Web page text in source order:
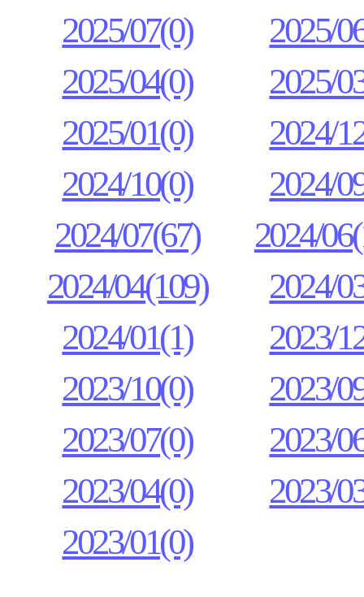
2025/07(0)
2025/
2025/04(0)
2025/
2025/01(0)
2024/
2024/10(0)
2024/
2024/07(67)
2024/
2024/04(109)
2024/
2024/01(1)
2023/
2023/10(0)
2023/
2023/07(0)
2023/
2023/04(0)
2023/
2023/01(0)